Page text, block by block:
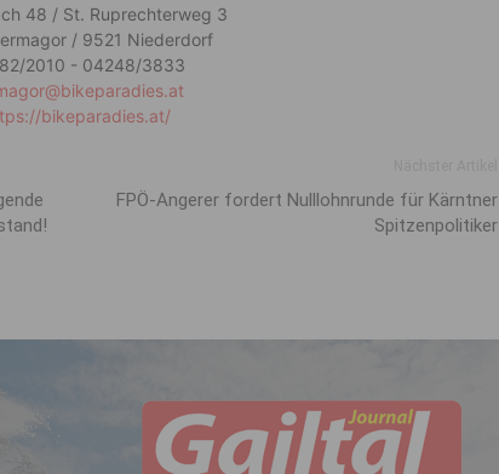
48 / St. Ruprechterweg 3
/ 9521 Niederdorf
2010 - 04248/3833
bikeparadies.at/
FPÖ-Angerer fordert Nulllohnrunde für Kärntner
Spitzenpolitiker